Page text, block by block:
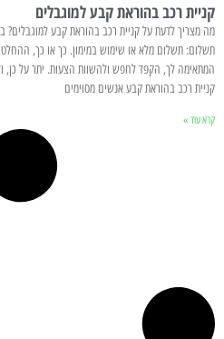
קניית רכב בהוראת קבע למוגבלים
מה מצריך לדעת על קניית רכב בהוראת קבע
תשלום: תשלום מלא או שימוש במימון. כך או כך,
המתאימה לך, הקפד לחפש ולהשוות הצעות. יתר על
קניית רכב בהוראת קבע אנשים מסוימים
קרא עוד »